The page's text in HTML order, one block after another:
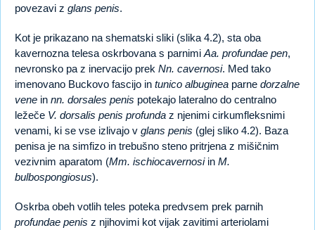
povezavi z glans penis.
Kot je prikazano na shematski sliki (slika 4.2), sta oba
kavernozna telesa oskrbovana s parnimi Aa. profundae pen,
nevronsko pa z inervacijo prek Nn. cavernosi. Med tako
imenovano Buckovo fascijo in tunico albuginea parne dorzalne
vene in nn. dorsales penis potekajo lateralno do centralno
ležeče V. dorsalis penis profunda z njenimi cirkumfleksnimi
venami, ki se vse izlivajo v glans penis (glej sliko 4.2). Baza
penisa je na simfizo in trebušno steno pritrjena z mišičnim
vezivnim aparatom (Mm. ischiocavernosiin M.
bulbospongiosus).
Oskrba obeh votlih teles poteka predvsem prek parnih
profundae penis z njihovimi kot vijak zavitimi arteriolami